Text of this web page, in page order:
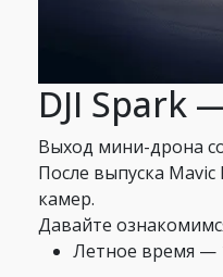
DJI Spark
Выход мини-дрона
После выпуска
камер.
Давайте
Летное время —